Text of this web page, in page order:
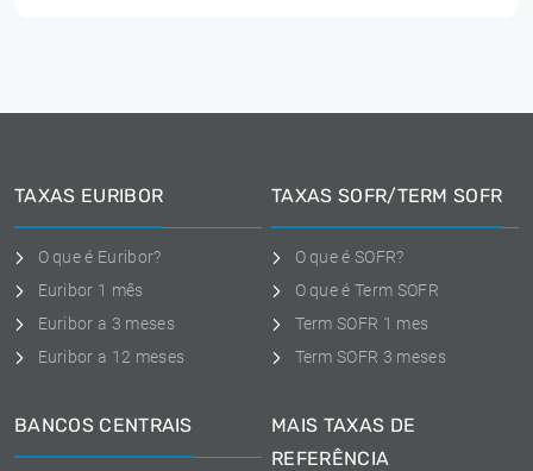
TAXAS EURIBOR
O que é Euribor?
Euribor 1 mês
Euribor a 3 meses
Euribor a 12 meses
TAXAS SOFR/TERM SOFR
O que é SOFR?
O que é Term SOFR
Term SOFR 1 mes
Term SOFR 3 meses
BANCOS CENTRAIS
MAIS TAXAS DE
REFERÊNCIA